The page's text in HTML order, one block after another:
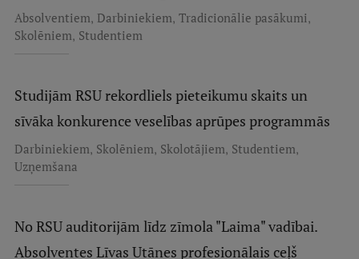
Absolventiem, Darbiniekiem, Tradicionālie pasākumi,
Skolēniem, Studentiem
Studijām RSU rekordliels pieteikumu skaits un
sīvāka konkurence veselības aprūpes programmās
Darbiniekiem, Skolēniem, Skolotājiem, Studentiem,
Uzņemšana
No RSU auditorijām līdz zīmola "Laima" vadībai.
Absolventes Līvas Utānes profesionālais ceļš